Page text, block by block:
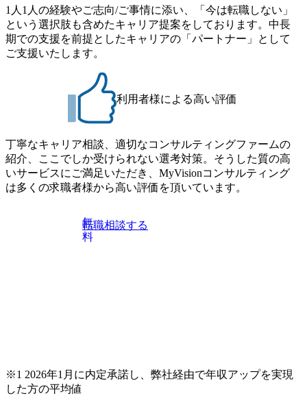
流改革/需給プロセス改革)【SSC SU】 ・SCM/ECMデータ・
プロセス分析・AI活用_Sustainable SCM Strategy Unit(Strategy
Consultant職)≪東京・大阪≫ ・コンサルタント(SCS SUオー
プンポジション)【SCS SU】 ※当日は全体での会社説明な
どはなく、個別選考のみの実施を予定しています ※1名あた
りの拘束時間は1時間～最大2時間半程度を想定しています
※1次面接と最終面接の間をなるべく空けないよう調整して
おりますが、調整が叶わないケースもございます オンライ
ン 書類選考通過者
・プログラム期間中はコンサルタントとの食事会、プロジ
ェクトのご紹介、ケースワークショップなどを実施します
・10月17日(土)開催の選考会にて採用面接を実施する予定で
す ※ご都合が合わない方は別途調整いたします 初回プロ
ラインまたはオフラインの実施 ※東京オフィスのみのご応
募となります。他オフィス希望を含めたご応募はお受けい
たしかねますのでご了承ください ● フルタイムでの職務経
歴を2年以上お持ちの方で、東京オフィスのコンサルタント
ポジションに応募意思がある方 ● 英語・日本語ともにビジ
ネスレベルの方 ※日本語が母国語でない方は日本語能力
試験N1またはそれ相当の上級レベルの日本語力(会話・読解
力)
1人1人の経験やご志向/ご事情に添い、「今は転職しない」
という選択肢も含めたキャリア提案をしております。中長
期での支援を前提としたキャリアの「パートナー」として
ご支援いたします。
利用者様による高い評価
丁寧なキャリア相談、適切なコンサルティングファームの
紹介、ここでしか受けられない選考対策。そうした質の高
いサービスにご満足いただき、MyVisionコンサルティング
は多くの求職者様から高い評価を頂いています。
無
料
転職相談する
※1 2026年1月に内定承諾し、弊社経由で年収アップを実現
した方の平均値